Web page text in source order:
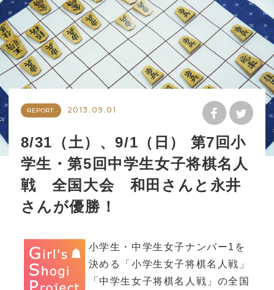
REPORT 2013.09.01
8/31（土）、9/1（日） 第7回小
学生・第5回中学生女子将棋名人
戦 全国大会 和田さんと永井
さんが優勝！
小学生・中学生女子ナンバー1を
決める「小学生女子将棋名人戦」
「中学生女子将棋名人戦」の全国